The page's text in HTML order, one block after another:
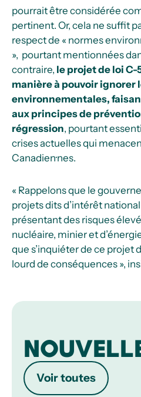
pourrait être considérée
pertinent. Or, cela ne suffit
respect de « normes
», pourtant mentionnées
contraire, le projet de loi
manière à pouvoir ignorer
environnementales,
aux principes de
régression, pourtant
crises actuelles qui
Canadien·nes.
« Rappelons que le
projets dits d’intérêt
présentant des risques
nucléaire, minier et
que s’inquiéter de ce
lourd de conséquences »,
Voir toutes